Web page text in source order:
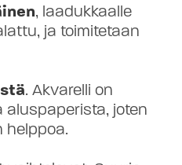
, laadukkaalle
ja toimitetaan
. Akvarelli on
joten
helppoa.